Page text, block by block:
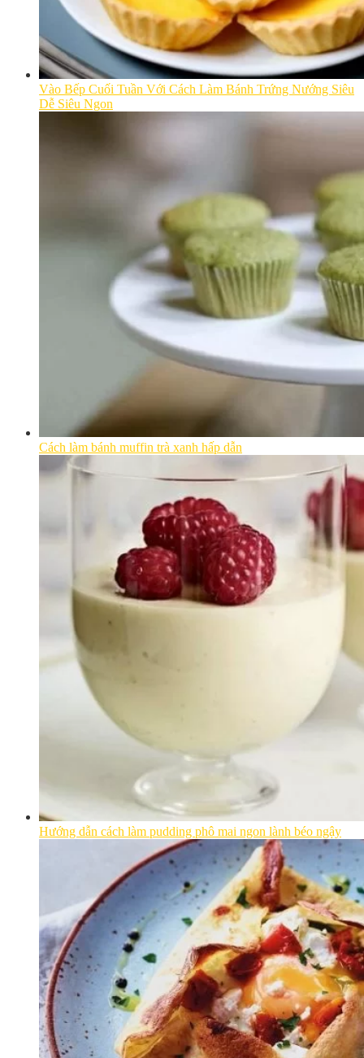
Vào Bếp Cuối Tuần Với Cách Làm Bánh Trứng Nướng Siêu
Dễ Siêu Ngon
Cách làm bánh muffin trà xanh hấp dẫn
Hướng dẫn cách làm pudding phô mai ngon lành béo ngậy